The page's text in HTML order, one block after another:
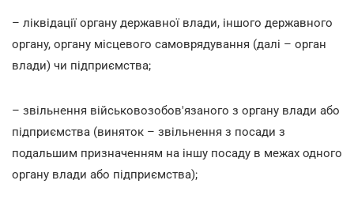
– ліквідації органу державної влади, іншого державного
органу, органу місцевого самоврядування (далі – орган
влади) чи підприємства;
– звільнення військовозобов'язаного з органу влади або
підприємства (виняток – звільнення з посади з
подальшим призначенням на іншу посаду в межах одного
органу влади або підприємства);